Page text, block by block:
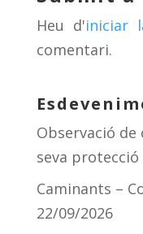
s
Heu d'iniciar
comentari.
Observació de
seva protecció
Caminants –
22/09/2026